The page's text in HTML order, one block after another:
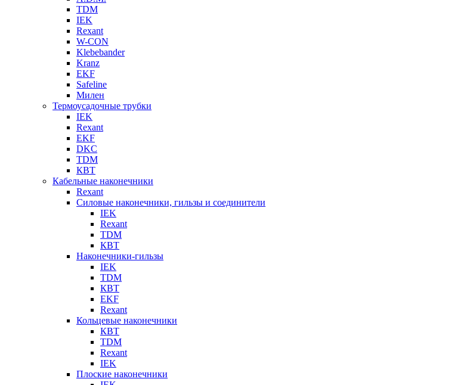
TDM
IEK
Rexant
W-CON
Klebebander
Kranz
EKF
Safeline
Милен
Термоусадочные трубки
IEK
Rexant
EKF
DKC
TDM
КВТ
Кабельные наконечники
Rexant
Силовые наконечники, гильзы и соединители
IEK
Rexant
TDM
КВТ
Наконечники-гильзы
IEK
TDM
КВТ
EKF
Rexant
Кольцевые наконечники
КВТ
TDM
Rexant
IEK
Плоские наконечники